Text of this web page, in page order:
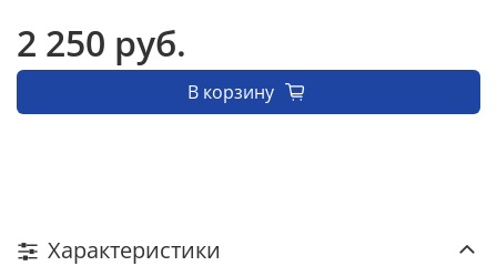
2 250 руб.
В корзину
Характеристики